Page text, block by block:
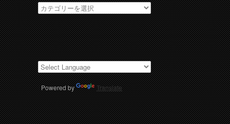
カ
テ
ゴ
リ
ー
Powered by Translate